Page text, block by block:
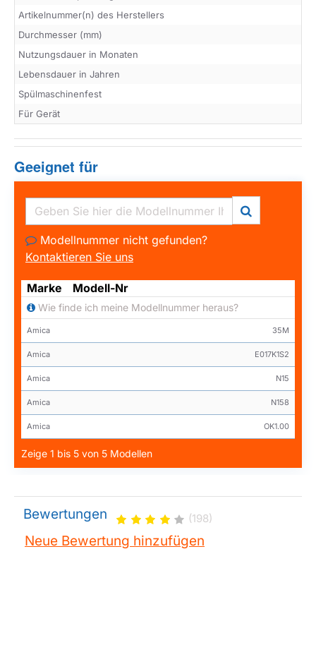
Artikelnummer(n) des Herstellers
Durchmesser (mm)
Nutzungsdauer in Monaten
Lebensdauer in Jahren
Spülmaschinenfest
Für Gerät
Geeignet für
Modellnummer nicht gefunden?
Kontaktieren Sie uns
Marke Modell-Nr
Wie finde ich meine Modellnummer heraus?
Amica 35M
Amica E017K1S2
Amica N15
Amica N158
Amica OK1.00
Zeige 1 bis 5 von 5 Modellen
Bewertungen (198)
Neue Bewertung hinzufügen